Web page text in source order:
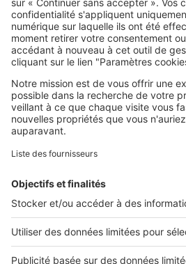
SeLoger c'est aussi
Retrouvez-nous sur ...
L'ENTREPRISE
Qui sommes-nous ?